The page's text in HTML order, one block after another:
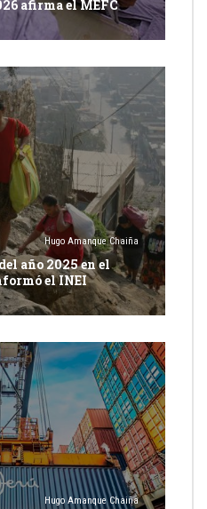
afirma el MEFC
Hugo Amanque Chaiña
año 2025 en el
el INEI
Hugo Amanque Chaiña